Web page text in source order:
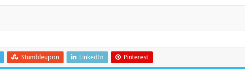
Stumbleupon LinkedIn Pinterest